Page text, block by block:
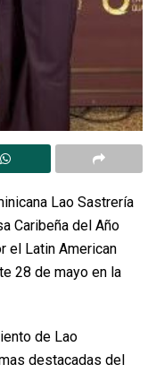
Lao Sastrería
Caribeña del Año
el Latin American
28 de mayo en la
de Lao
destacadas del